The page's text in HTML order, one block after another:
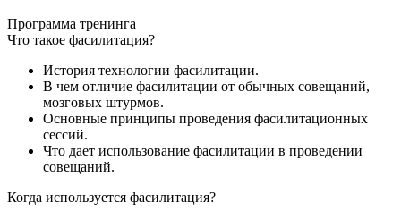
Программа тренинга
Что такое фасилитация?
История технологии фасилитации.
В чем отличие фасилитации от обычных совещаний,
мозговых штурмов.
Основные принципы проведения фасилитационных
сессий.
Что дает использование фасилитации в проведении
совещаний.
Когда используется фасилитация?